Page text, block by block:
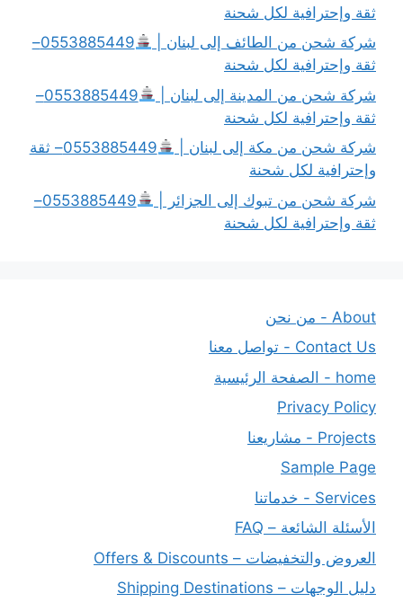
ثقة وإحترافية لكل شحنة
شركة شحن من الطائف إلى لبنان |
0553885449–
ثقة وإحترافية لكل شحنة
شركة شحن من المدينة إلى لبنان |
0553885449–
ثقة وإحترافية لكل شحنة
شركة شحن من مكة إلى لبنان |
0553885449– ثقة
وإحترافية لكل شحنة
شركة شحن من تبوك إلى الجزائر |
0553885449–
ثقة وإحترافية لكل شحنة
About - من نحن
Contact Us - تواصل معنا
home - الصفحة الرئيسية
Privacy Policy
Projects - مشاريعنا
Sample Page
Services - خدماتنا
الأسئلة الشائعة – FAQ
العروض والتخفيضات – Offers & Discounts
دليل الوجهات – Shipping Destinations